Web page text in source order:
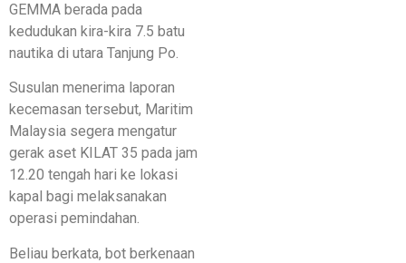
GEMMA berada pada
kedudukan kira-kira 7.5 batu
nautika di utara Tanjung Po.
Susulan menerima laporan
kecemasan tersebut, Maritim
Malaysia segera mengatur
gerak aset KILAT 35 pada jam
12.20 tengah hari ke lokasi
kapal bagi melaksanakan
operasi pemindahan.
Beliau berkata, bot berkenaan